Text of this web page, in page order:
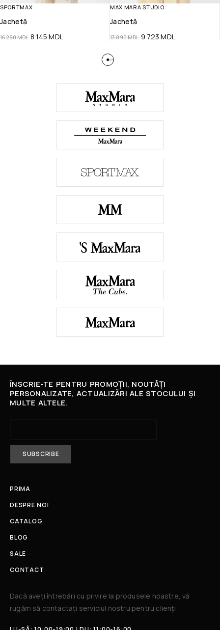
SPORTMAX
Jachetă
16 290MDL 8 145MDL
MAX MARA STUDIO
Jachetă
13 890MDL 9 723MDL
ÎNSCRIE-TE PENTRU PROMOȚII, NOUTĂȚI
PERSONALIZATE, ACTUALIZĂRI ALE STOCULUI ȘI
MULTE ALTELE.
PRIMA
DESPRE NOI
CATALOG
BLOG
SALE
CONTACT
Dacă aveți întrebări cu privire la produsele noastre, vă
rugăm să contactați serviciul nostru pentru clienți.​